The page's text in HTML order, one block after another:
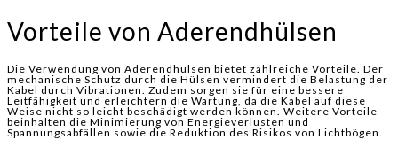
Vorteile von Aderendhülsen
Die Verwendung von Aderendhülsen bietet zahlreiche Vorteile. Der
mechanische Schutz durch die Hülsen vermindert die Belastung der
Kabel durch Vibrationen. Zudem sorgen sie für eine bessere
Leitfähigkeit und erleichtern die Wartung, da die Kabel auf diese
Weise nicht so leicht beschädigt werden können. Weitere Vorteile
beinhalten die Minimierung von Energieverlusten und
Spannungsabfällen sowie die Reduktion des Risikos von Lichtbögen.